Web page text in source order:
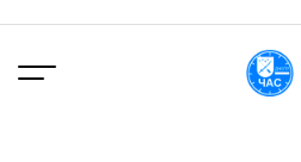
вмісту